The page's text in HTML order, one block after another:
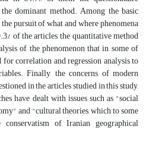
dominant method. Among the basic
pursuit of what and where phenomena
of the articles, the quantitative method
of the phenomenon that in some of
for correlation and regression analysis to
Finally, the concerns of modern
in the articles studied in this study,
have dealt with issues such as "social
and "cultural theories, which to some
of Iranian geographical